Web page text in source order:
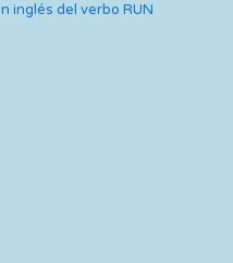
inglés del verbo RUN